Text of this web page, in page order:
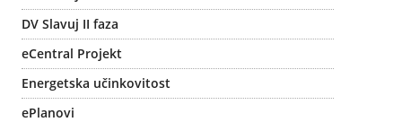
DV Slavuj II faza
eCentral Projekt
Energetska učinkovitost
ePlanovi